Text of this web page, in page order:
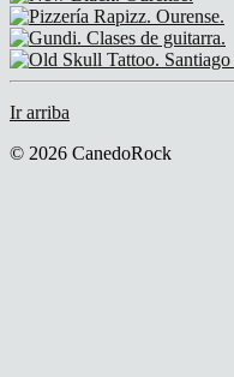
Ir arriba
© 2026 CanedoRock